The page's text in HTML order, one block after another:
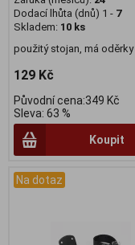
Dodací lhůta (dnů) 1 - 7
Skladem: 10 ks
použitý stojan, má oděrky
129 Kč
Původní cena:349 Kč
Sleva: 63 %
Koupit
Na dotaz